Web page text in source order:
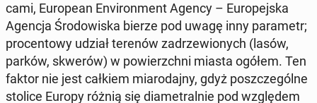
ca­mi, Eu­ro­pe­an Envi­ron­ment Agency – Eu­ro­pej­ska
Agencja Śro­do­wi­ska bierze pod uwagę inny pa­ra­metr;
pro­cen­to­wy udział terenów za­drze­wio­nych (lasów,
parków, skwerów) w po­wierzch­ni miasta ogółem. Ten
faktor nie jest całkiem mia­ro­daj­ny, gdyż po­szcze­gól­ne
stolice Europy różnią się dia­me­tral­nie pod wzglę­dem